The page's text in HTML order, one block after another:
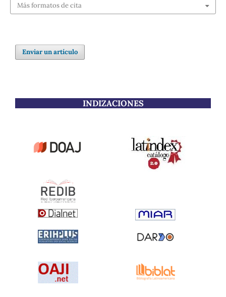
Más formatos de cita
Enviar un artículo
INDIZACIONES